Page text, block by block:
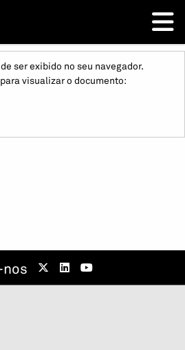
ser exibido no seu navegador.
visualizar o documento: